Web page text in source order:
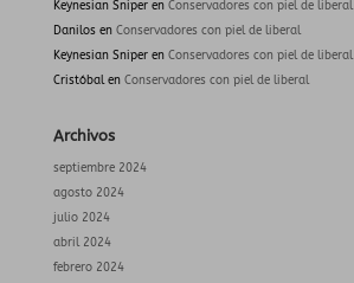
Keynesian Sniperen Conservadores con piel de liberal
Danilosen Conservadores con piel de liberal
Keynesian Sniperen Conservadores con piel de liberal
Cristóbalen Conservadores con piel de liberal
Archivos
septiembre 2024
agosto 2024
julio 2024
abril 2024
febrero 2024